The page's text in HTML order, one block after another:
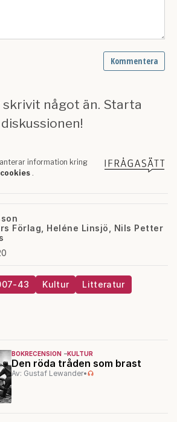
Förlag, Heléne Linsjö, Nils Petter
43 Kultur Litteratur
BOKRECENSION KULTUR
Den röda tråden som brast
Av: Gustaf Lewander•